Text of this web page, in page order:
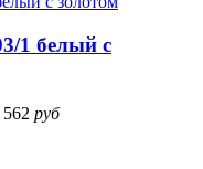
1 белый с
562 руб